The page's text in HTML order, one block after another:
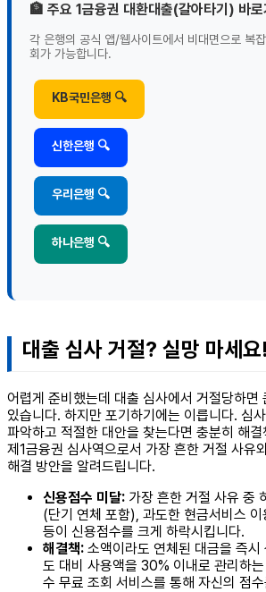
🏦 주요 1금융권 대환대출(갈아타기) 바로
각 은행의 공식 앱/웹사이트에서 비대면으로 복
회가 가능합니다.
KB국민은행 🔍
신한은행 🔍
우리은행 🔍
하나은행 🔍
대출 심사 거절? 실망 마세
어렵게 준비했는데 대출 심사에서 거절당하면
있습니다. 하지만 포기하기에는 이릅니다. 심
파악하고 적절한 대안을 찾는다면 충분히 해
제1금융권 심사역으로서 가장 흔한 거절 사유
해결 방안을 알려드립니다.
신용점수 미달: 가장 흔한 거절 사유 중
(단기 연체 포함), 과도한 현금서비스
등이 신용점수를 크게 하락시킵니다.
해결책: 소액이라도 연체된 대금을 즉
도 대비 사용액을 30% 이내로 관리하
수 무료 조회 서비스를 통해 자신의 점